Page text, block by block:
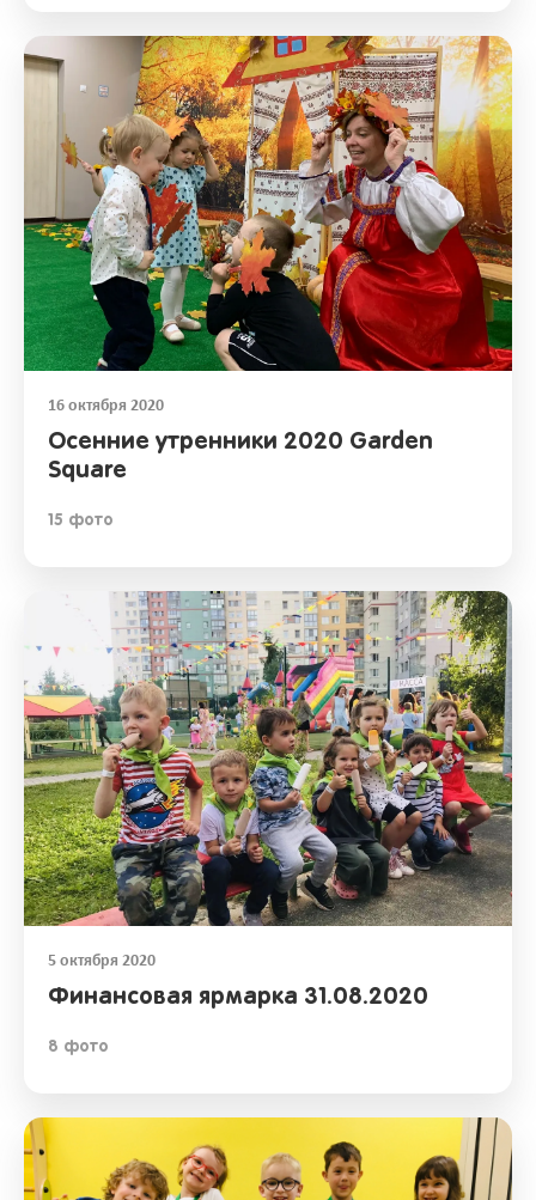
16 октября 2020
Осенние утренники 2020 Garden
Square
15 фото
5 октября 2020
Финансовая ярмарка 31.08.2020
8 фото